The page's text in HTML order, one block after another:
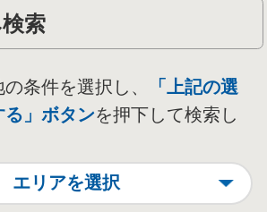
索
条件を選択し、
「上記の選
」ボタンを押下して検索し
エリアを選択